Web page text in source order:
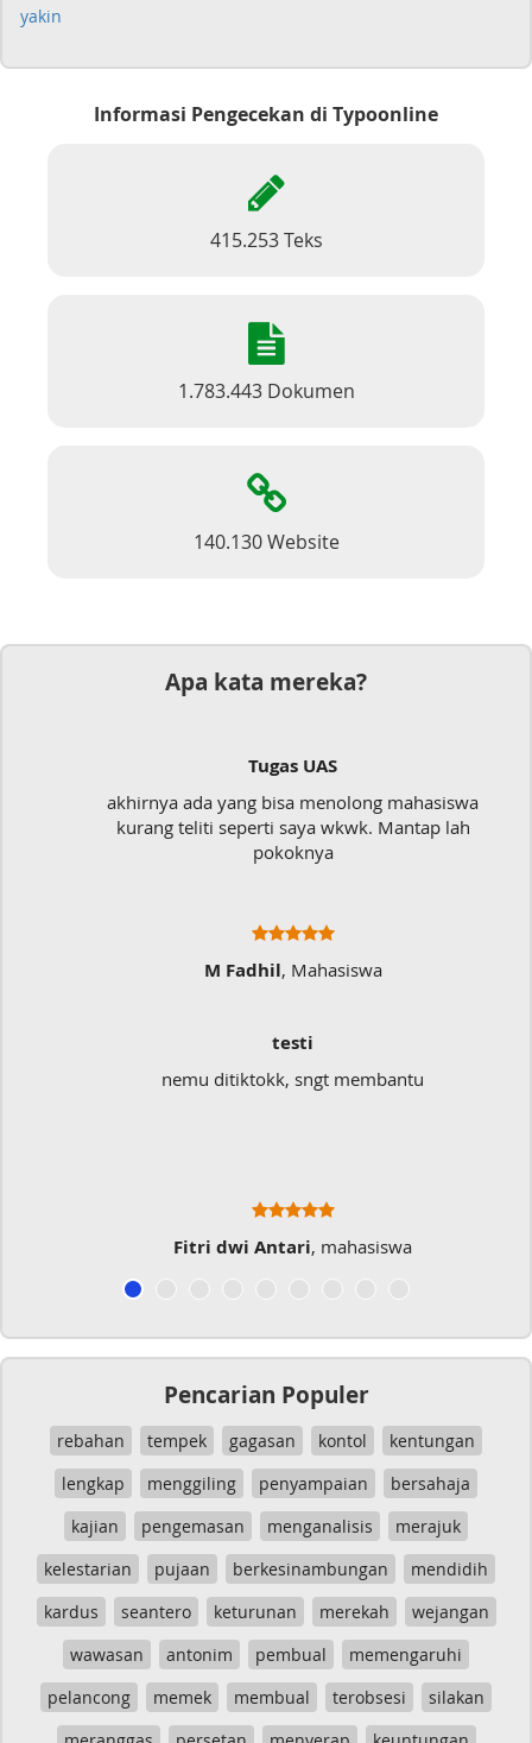
yakin
Informasi Pengecekan di Typoonline
415.253 Teks
1.783.443 Dokumen
140.130 Website
Apa kata mereka?
Tugas UAS
akhirnya ada yang bisa menolong mahasiswa
kurang teliti seperti saya wkwk. Mantap lah
pokoknya
M Fadhil, Mahasiswa
testi
nemu ditiktokk, sngt membantu
Fitri dwi Antari, mahasiswa
Pencarian Populer
rebahan tempek gagasan kontol
kentungan
lengkap
menggiling penyampaian
bersahaja
kajian
pengemasan menganalisis
merajuk
kelestarian
pujaan berkesinambungan
mendidih
kardus
seantero keturunan merekah
wejangan
wawasan
antonim pembual
memengaruhi
pelancong
memek membual terobsesi
silakan